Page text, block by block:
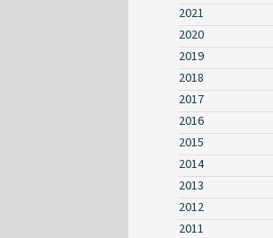
2021
2020
2019
2018
2017
2016
2015
2014
2013
2012
2011